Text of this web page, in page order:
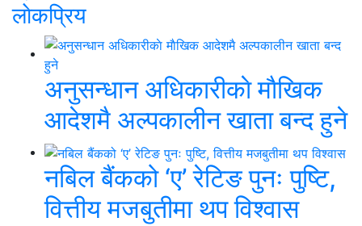
लाेकप्रिय
अनुसन्धान अधिकारीकाे माैखिक
आदेशमै अल्पकालीन खाता बन्द हुने
नबिल बैंकको ‘ए’ रेटिङ पुनः पुष्टि,
वित्तीय मजबुतीमा थप विश्वास